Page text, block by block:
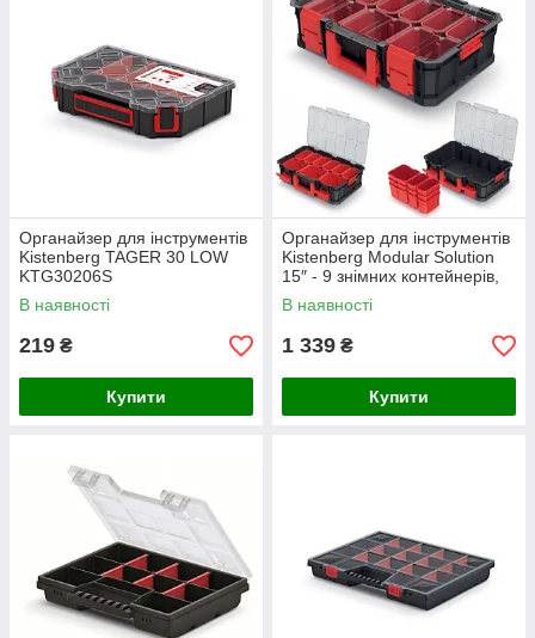
Органайзер для інструментів
Kistenberg TAGER 30 LOW
KTG30206S
В наявності
219 ₴
Купити
Органайзер для інструментів
Kistenberg Modular Solution
15″ - 9 знімних контейнерів,
ABS‑засувки
В наявності
1 339 ₴
Купити